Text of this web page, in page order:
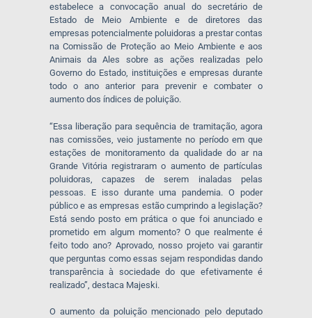
estabelece a convocação anual do secretário de
Estado de Meio Ambiente e de diretores das
empresas potencialmente poluidoras a prestar contas
na Comissão de Proteção ao Meio Ambiente e aos
Animais da Ales sobre as ações realizadas pelo
Governo do Estado, instituições e empresas durante
todo o ano anterior para prevenir e combater o
aumento dos índices de poluição.
“Essa liberação para sequência de tramitação, agora
nas comissões, veio justamente no período em que
estações de monitoramento da qualidade do ar na
Grande Vitória registraram o aumento de partículas
poluidoras, capazes de serem inaladas pelas
pessoas. E isso durante uma pandemia. O poder
público e as empresas estão cumprindo a legislação?
Está sendo posto em prática o que foi anunciado e
prometido em algum momento? O que realmente é
feito todo ano? Aprovado, nosso projeto vai garantir
que perguntas como essas sejam respondidas dando
transparência à sociedade do que efetivamente é
realizado”, destaca Majeski.
O aumento da poluição mencionado pelo deputado